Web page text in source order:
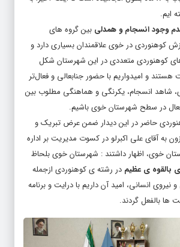
ایم.
وجود انسجام و همدلی بین گروه های
کوهنوردی در خوی علاقمندان بسیاری دارد و
کوهنوردی متعددی در این شهرستان شکل
هستند و امیدواریم با حضور جنابعالی و فعال‌تر
شاهد انسجام، یکرنگی و هماهنگی مطلوب بین
در سطح شهرستان خوی باشیم.
حاضر در این دیدار ضمن عرض تبریک و
به آقای علی اکبرلو در کسوت مدیریت بر اداره
خوی، اظهار داشتند : شهرستان خوی بلحاظ
بالقوه ی عظیم در رشته ی کوهنوردی ازجمله
نیروی انسانی، امید آن داریم با درایت و برنامه
ها بالفعل گردند.